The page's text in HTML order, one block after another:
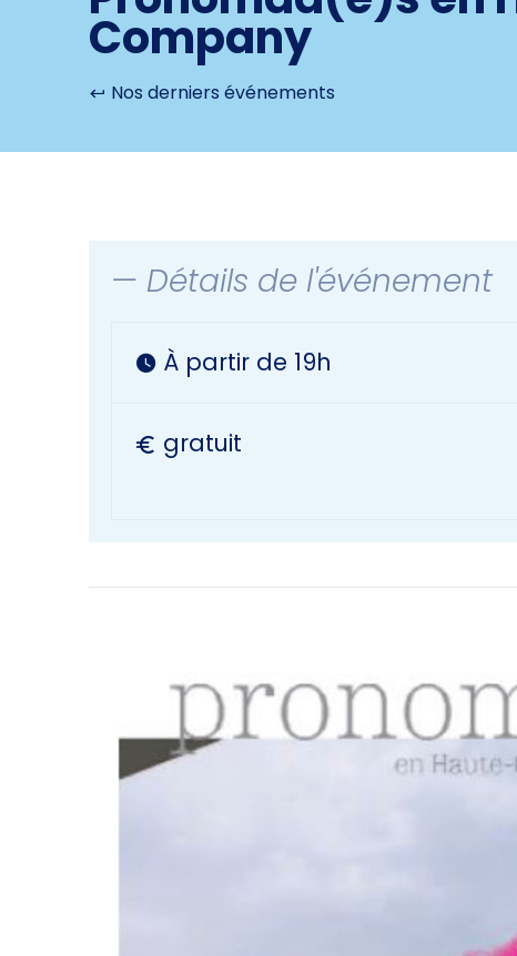
Company
Nos derniers événements
— Détails de l'événement
À partir de 19h
gratuit